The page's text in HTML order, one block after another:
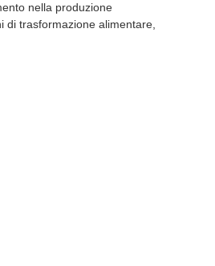
nella produzione
trasformazione alimentare,